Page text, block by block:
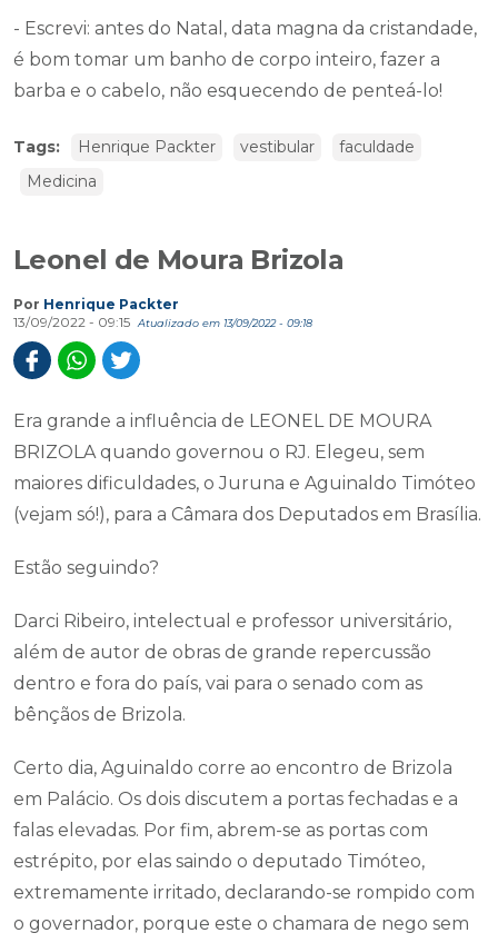
- Escrevi: antes do Natal, data magna da cristandade,
é bom tomar um banho de corpo inteiro, fazer a
barba e o cabelo, não esquecendo de penteá-lo!
Tags: Henrique Packter vestibular
faculdade
Medicina
Leonel de Moura Brizola
Por Henrique Packter
13/09/2022 - 09:15
Atualizado em 13/09/2022 - 09:18
Era grande a influência de LEONEL DE MOURA
BRIZOLA quando governou o RJ. Elegeu, sem
maiores dificuldades, o Juruna e Aguinaldo Timóteo
(vejam só!), para a Câmara dos Deputados em Brasília.
Estão seguindo?
Darci Ribeiro, intelectual e professor universitário,
além de autor de obras de grande repercussão
dentro e fora do país, vai para o senado com as
bênçãos de Brizola.
Certo dia, Aguinaldo corre ao encontro de Brizola
em Palácio. Os dois discutem a portas fechadas e a
falas elevadas. Por fim, abrem-se as portas com
estrépito, por elas saindo o deputado Timóteo,
extremamente irritado, declarando-se rompido com
o governador, porque este o chamara de nego sem